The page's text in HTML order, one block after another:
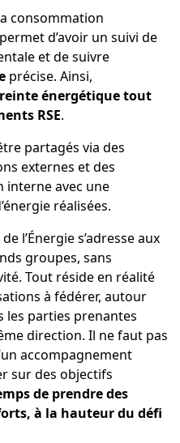
consommation
d’avoir un suivi de
et de suivre
précise. Ainsi,
énergétique tout
RSE.
partagés via des
externes et des
interne avec une
réalisées.
l’Énergie s’adresse aux
groupes, sans
Tout réside en réalité
à fédérer, autour
les parties prenantes
direction. Il ne faut pas
accompagnement
sur des objectifs
de prendre des
à la hauteur du défi